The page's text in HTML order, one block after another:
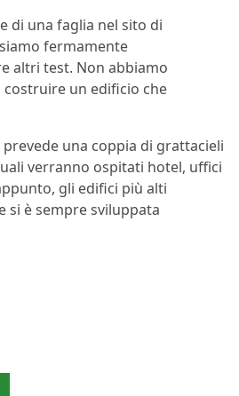
di una faglia nel sito di
fermamente
altri test. Non abbiamo
costruire un edificio che
prevede una coppia di grattacieli
verranno ospitati hotel, uffici
gli edifici più alti
si è sempre sviluppata